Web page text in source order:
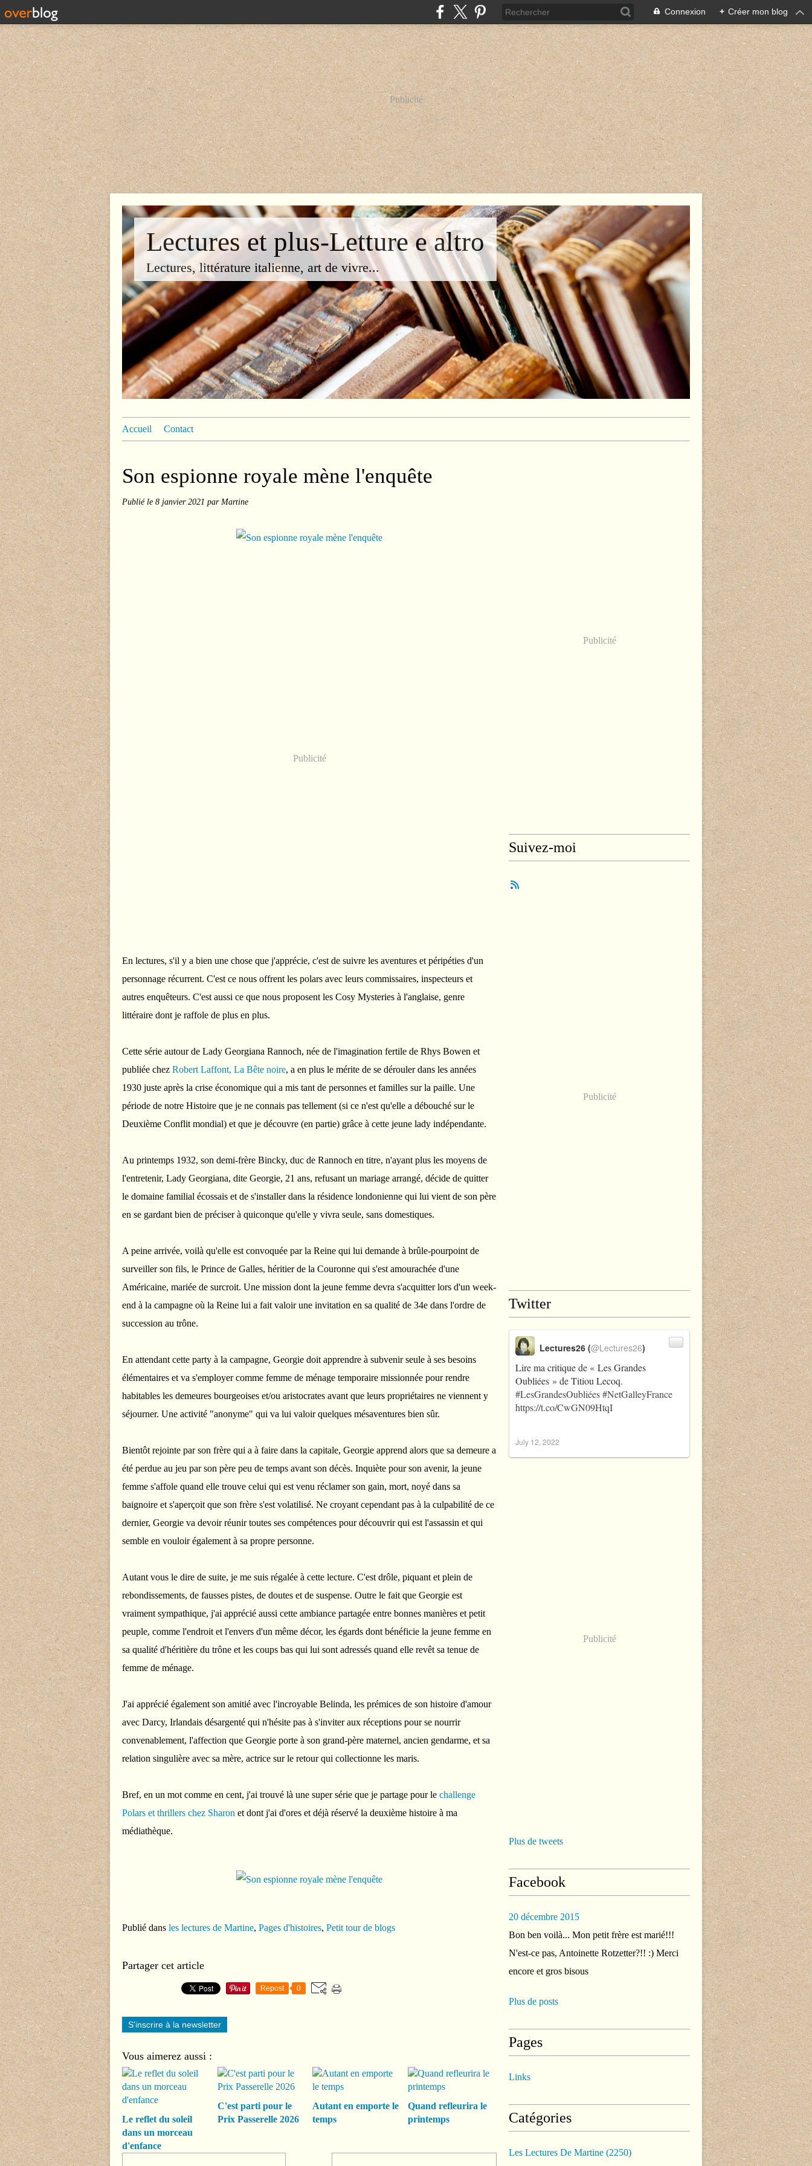
Connexion + Créer mon blog
Publicité
Lectures et plus-Letture e altro
Lectures, littérature italienne, art de vivre...
Accueil Contact
Son espionne royale mène l'enquête
Publié le 8 janvier 2021 par Martine
Publicité
En lectures, s'il y a bien une chose que j'apprécie, c'est de suivre les aventures et péripéties d'un
personnage récurrent. C'est ce nous offrent les polars avec leurs commissaires, inspecteurs et
autres enquêteurs. C'est aussi ce que nous proposent les Cosy Mysteries à l'anglaise, genre
littéraire dont je raffole de plus en plus.
Cette série autour de Lady Georgiana Rannoch, née de l'imagination fertile de Rhys Bowen et
publiée chez Robert Laffont, La Bête noire, a en plus le mérite de se dérouler dans les années
1930 juste après la crise économique qui a mis tant de personnes et familles sur la paille. Une
période de notre Histoire que je ne connais pas tellement (si ce n'est qu'elle a débouché sur le
Deuxième Conflit mondial) et que je découvre (en partie) grâce à cette jeune lady indépendante.
Au printemps 1932, son demi-frère Bincky, duc de Rannoch en titre, n'ayant plus les moyens de
l'entretenir, Lady Georgiana, dite Georgie, 21 ans, refusant un mariage arrangé, décide de quitter
le domaine familial écossais et de s'installer dans la résidence londonienne qui lui vient de son père
en se gardant bien de préciser à quiconque qu'elle y vivra seule, sans domestiques.
A peine arrivée, voilà qu'elle est convoquée par la Reine qui lui demande à brûle-pourpoint de
surveiller son fils, le Prince de Galles, héritier de la Couronne qui s'est amourachée d'une
Américaine, mariée de surcroit. Une mission dont la jeune femme devra s'acquitter lors d'un week-
end à la campagne où la Reine lui a fait valoir une invitation en sa qualité de 34e dans l'ordre de
succession au trône.
En attendant cette party à la campagne, Georgie doit apprendre à subvenir seule à ses besoins
élémentaires et va s'employer comme femme de ménage temporaire missionnée pour rendre
habitables les demeures bourgeoises et/ou aristocrates avant que leurs propriétaires ne viennent y
séjourner. Une activité "anonyme" qui va lui valoir quelques mésaventures bien sûr.
Bientôt rejointe par son frère qui a à faire dans la capitale, Georgie apprend alors que sa demeure a
été perdue au jeu par son père peu de temps avant son décès. Inquiète pour son avenir, la jeune
femme s'affole quand elle trouve celui qui est venu réclamer son gain, mort, noyé dans sa
baignoire et s'aperçoit que son frère s'est volatilisé. Ne croyant cependant pas à la culpabilité de ce
dernier, Georgie va devoir réunir toutes ses compétences pour découvrir qui est l'assassin et qui
semble en vouloir également à sa propre personne.
Autant vous le dire de suite, je me suis régalée à cette lecture. C'est drôle, piquant et plein de
rebondissements, de fausses pistes, de doutes et de suspense. Outre le fait que Georgie est
vraiment sympathique, j'ai apprécié aussi cette ambiance partagée entre bonnes manières et petit
peuple, comme l'endroit et l'envers d'un même décor, les égards dont bénéficie la jeune femme en
sa qualité d'héritière du trône et les coups bas qui lui sont adressés quand elle revêt sa tenue de
femme de ménage.
J'ai apprécié également son amitié avec l'incroyable Belinda, les prémices de son histoire d'amour
avec Darcy, Irlandais désargenté qui n'hésite pas à s'inviter aux réceptions pour se nourrir
convenablement, l'affection que Georgie porte à son grand-père maternel, ancien gendarme, et sa
relation singulière avec sa mère, actrice sur le retour qui collectionne les maris.
Bref, en un mot comme en cent, j'ai trouvé là une super série que je partage pour le challenge
Polars et thrillers chez Sharon et dont j'ai d'ores et déjà réservé la deuxième histoire à ma
médiathèque.
Publié dans les lectures de Martine, Pages d'histoires, Petit tour de blogs
Partager cet article
Repost 0
S'inscrire à la newsletter
Vous aimerez aussi :
Le reflet du soleil
dans un morceau
d'enfance
C'est parti pour le
Prix Passerelle 2026
Autant en emporte le
temps
Quand refleurira le
printemps
Publicité
Suivez-moi
Publicité
Twitter
Lire ma critique de « Les Grandes
Oubliées » de Titiou Lecoq.
#LesGrandesOubliées#NetGalleyFrance
https://t.co/CwGN09HtqI
Lectures26 (@Lectures26)
July 12, 2022
Publicité
Plus de tweets
Facebook
20 décembre 2015
Bon ben voilà... Mon petit frère est marié!!!
N'est-ce pas, Antoinette Rotzetter?!! :) Merci
encore et gros bisous
Plus de posts
Pages
Links
Catégories
Les Lectures De Martine (2250)